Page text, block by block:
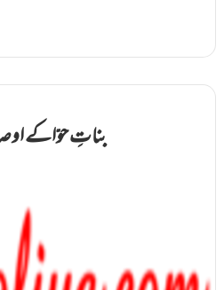
بناتِ حوّاکے اوصاف کیاہوناچاہئے؟؟؟؟​